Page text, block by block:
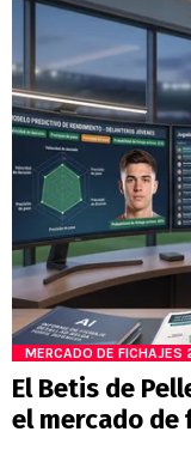
MERCADO DE
El Betis de
el mercado de